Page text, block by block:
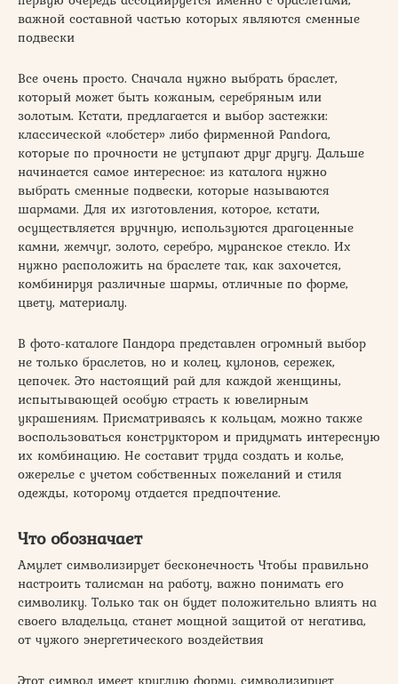
важной составной частью которых являются сменные
подвески
Все очень просто. Сначала нужно выбрать браслет,
который может быть кожаным, серебряным или
золотым. Кстати, предлагается и выбор застежки:
классической «лобстер» либо фирменной Pandora,
которые по прочности не уступают друг другу. Дальше
начинается самое интересное: из каталога нужно
выбрать сменные подвески, которые называются
шармами. Для их изготовления, которое, кстати,
осуществляется вручную, используются драгоценные
камни, жемчуг, золото, серебро, муранское стекло. Их
нужно расположить на браслете так, как захочется,
комбинируя различные шармы, отличные по форме,
цвету, материалу.
В фото-каталоге Пандора представлен огромный выбор
не только браслетов, но и колец, кулонов, сережек,
цепочек. Это настоящий рай для каждой женщины,
испытывающей особую страсть к ювелирным
украшениям. Присматриваясь к кольцам, можно также
воспользоваться конструктором и придумать интересную
их комбинацию. Не составит труда создать и колье,
ожерелье с учетом собственных пожеланий и стиля
одежды, которому отдается предпочтение.
Что обозначает
Амулет символизирует бесконечность Чтобы правильно
настроить талисман на работу, важно понимать его
символику. Только так он будет положительно влиять на
своего владельца, станет мощной защитой от негатива,
от чужого энергетического воздействия